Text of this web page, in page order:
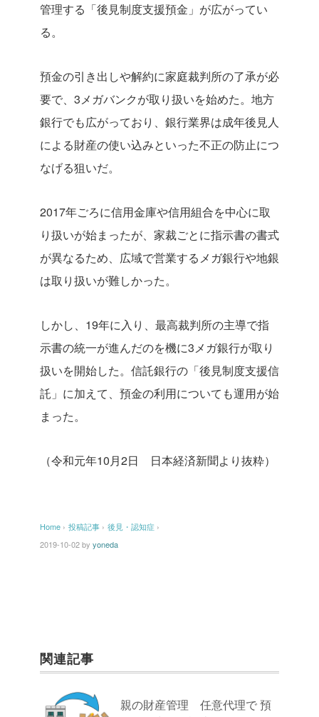
管理する「後見制度支援預金」が広がってい
る。
預金の引き出しや解約に家庭裁判所の了承が必
要で、3メガバンクが取り扱いを始めた。地方
銀行でも広がっており、銀行業界は成年後見人
による財産の使い込みといった不正の防止につ
なげる狙いだ。
2017年ごろに信用金庫や信用組合を中心に取
り扱いが始まったが、家裁ごとに指示書の書式
が異なるため、広域で営業するメガ銀行や地銀
は取り扱いが難しかった。
しかし、19年に入り、最高裁判所の主導で指
示書の統一が進んだのを機に3メガ銀行が取り
扱いを開始した。信託銀行の「後見制度支援信
託」に加えて、預金の利用についても運用が始
まった。
（令和元年10月2日 日本経済新聞より抜粋）
Home › 投稿記事 › 後見・認知症 ›
2019-10-02by yoneda
関連記事
親の財産管理 任意代理で 預